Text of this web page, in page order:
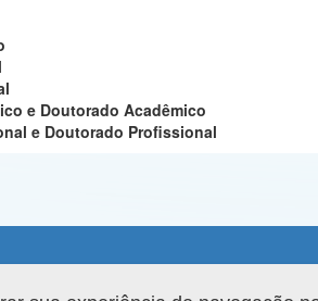
e Doutorado Acadêmico
e Doutorado Profissional